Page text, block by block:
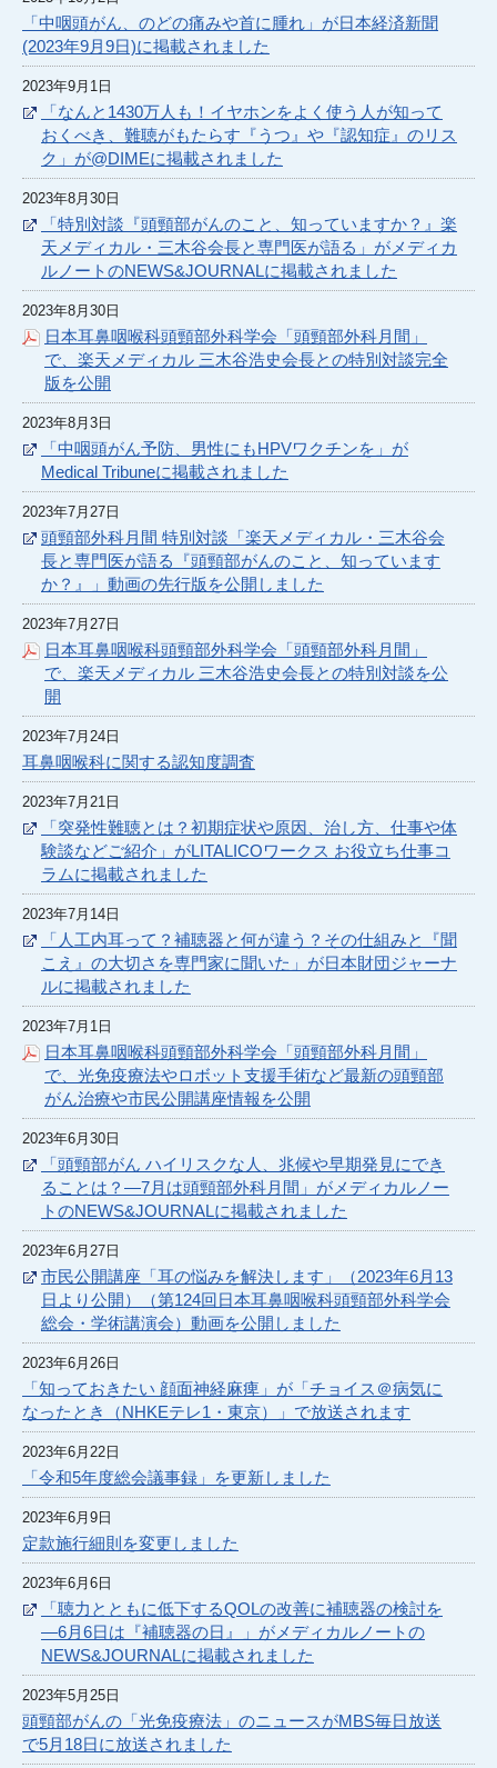
「中咽頭がん、のどの痛みや首に腫れ」が日本経済新聞
(2023年9月9日)に掲載されました
2023年9月1日
「なんと1430万人も！イヤホンをよく使う人が知って
おくべき、難聴がもたらす『うつ』や『認知症』のリス
ク」が@DIMEに掲載されました
2023年8月30日
「特別対談『頭頸部がんのこと、知っていますか？』楽
天メディカル・三木谷会長と専門医が語る」がメディカ
ルノートのNEWS&JOURNALに掲載されました
2023年8月30日
日本耳鼻咽喉科頭頸部外科学会「頭頸部外科月間」
で、楽天メディカル 三木谷浩史会長との特別対談完全
版を公開
2023年8月3日
「中咽頭がん予防、男性にもHPVワクチンを」が
Medical Tribuneに掲載されました
2023年7月27日
頭頸部外科月間 特別対談「楽天メディカル・三木谷会
長と専門医が語る『頭頸部がんのこと、知っています
か？』」動画の先行版を公開しました
2023年7月27日
日本耳鼻咽喉科頭頸部外科学会「頭頸部外科月間」
で、楽天メディカル 三木谷浩史会長との特別対談を公
開
2023年7月24日
耳鼻咽喉科に関する認知度調査
2023年7月21日
「突発性難聴とは？初期症状や原因、治し方、仕事や体
験談などご紹介」がLITALICOワークス お役立ち仕事コ
ラムに掲載されました
2023年7月14日
「人工内耳って？補聴器と何が違う？その仕組みと『聞
こえ』の大切さを専門家に聞いた」が日本財団ジャーナ
ルに掲載されました
2023年7月1日
日本耳鼻咽喉科頭頸部外科学会「頭頸部外科月間」
で、光免疫療法やロボット支援手術など最新の頭頸部
がん治療や市民公開講座情報を公開
2023年6月30日
「頭頸部がん ハイリスクな人、兆候や早期発見にでき
ることは？―7月は頭頸部外科月間」がメディカルノー
トのNEWS&JOURNALに掲載されました
2023年6月27日
市民公開講座「耳の悩みを解決します」（2023年6月13
日より公開）（第124回日本耳鼻咽喉科頭頸部外科学会
総会・学術講演会）動画を公開しました
2023年6月26日
「知っておきたい 顔面神経麻痺」が「チョイス＠病気に
なったとき（NHKEテレ1・東京）」で放送されます
2023年6月22日
「令和5年度総会議事録」を更新しました
2023年6月9日
定款施行細則を変更しました
2023年6月6日
「聴力とともに低下するQOLの改善に補聴器の検討を
―6月6日は『補聴器の日』」がメディカルノートの
NEWS&JOURNALに掲載されました
2023年5月25日
頭頸部がんの「光免疫療法」のニュースがMBS毎日放送
で5月18日に放送されました